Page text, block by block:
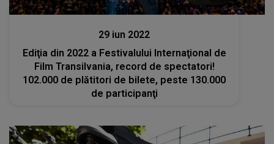
Stiri
29 iun 2022
Ediţia din 2022 a Festivalului Internaţional de
Film Transilvania, record de spectatori!
102.000 de plătitori de bilete, peste 130.000
de participanţi